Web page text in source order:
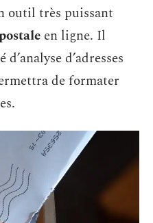
outil très puissant
en ligne. Il
d’adresses
de formater